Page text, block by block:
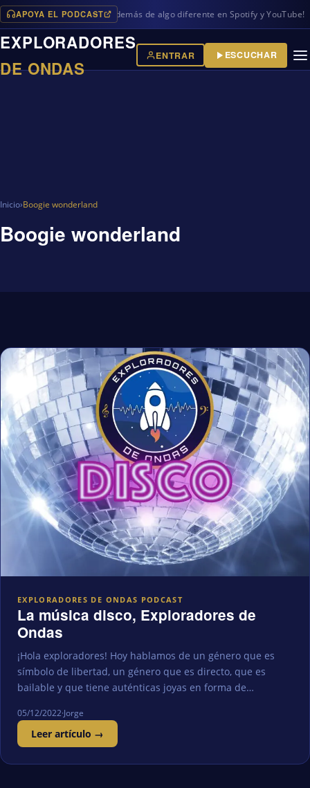
APOYA EL PODCAST
programas en iVoox, además de algo diferente en Spotify y YouTube!
EXPLORADORES
DE ONDAS
ENTRAR ESCUCHAR
Inicio›Boogie wonderland
Boogie wonderland
EXPLORADORES DE ONDAS PODCAST
La música disco, Exploradores de
Ondas
¡Hola exploradores! Hoy hablamos de un género que es
símbolo de libertad, un género que es directo, que es
bailable y que tiene auténticas joyas en forma de…
05/12/2022·Jorge
Leer artículo →